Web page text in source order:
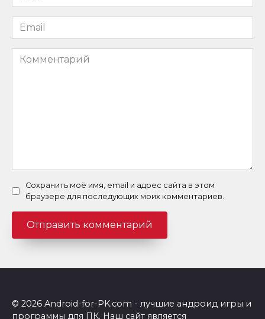
*
Email
*
Комментарий
Сохранить моё имя, email и адрес сайта в этом
браузере для последующих моих комментариев.
© 2026 Android-for-PK.com - лучшие андроид игры и
программы для ПК. Наш сайт является